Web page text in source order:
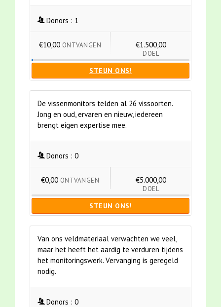
Donors : 1
€10,00 ONTVANGEN €1.500,00
DOEL
STEUN ONS!
De vissenmonitors telden al 26 vissoorten.
Jong en oud, ervaren en nieuw, iedereen
brengt eigen expertise mee.
Donors : 0
€0,00 ONTVANGEN €5.000,00
DOEL
STEUN ONS!
Van ons veldmateriaal verwachten we veel,
maar het heeft het aardig te verduren tijdens
het monitoringswerk. Vervanging is geregeld
nodig.
Donors : 0